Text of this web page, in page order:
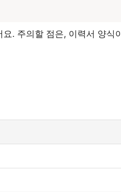
. 주의할 점은, 이력서 양식